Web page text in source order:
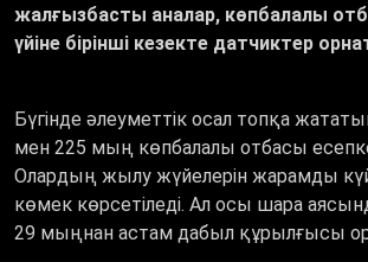
жалғызбасты аналар, көпбалалы
үйіне бірінші кезекте датчиктер
Бүгінде әлеуметтік осал топқа
мен 225 мың көпбалалы отбасы
Олардың жылу жүйелерін жарамды
көмек көрсетіледі. Ал осы шара
29 мыңнан астам дабыл құрылғысы